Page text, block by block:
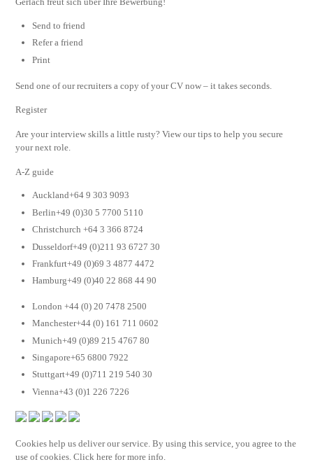
Send to friend
Refer a friend
Print
Send one of our recruiters a copy of your CV now – it takes seconds.
Register
Are your interview skills a little rusty? View our tips to help you secure
your next role.
A-Z guide
Auckland+64 9 303 9093
Berlin+49 (0)30 5 7700 5110
Christchurch +64 3 366 8724
Dusseldorf+49 (0)211 93 6727 30
Frankfurt+49 (0)69 3 4877 4472
Hamburg+49 (0)40 22 868 44 90
London +44 (0) 20 7478 2500
Manchester+44 (0) 161 711 0602
Munich+49 (0)89 215 4767 80
Singapore+65 6800 7922
Stuttgart+49 (0)711 219 540 30
Vienna+43 (0)1 226 7226
Cookies help us deliver our service. By using this service, you agree to the
use of cookies. Click here for more info.